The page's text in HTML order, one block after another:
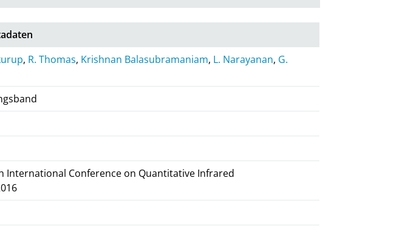
, R. Thomas, Krishnan Balasubramaniam, L. Narayanan, G.
International Conference on Quantitative Infrared